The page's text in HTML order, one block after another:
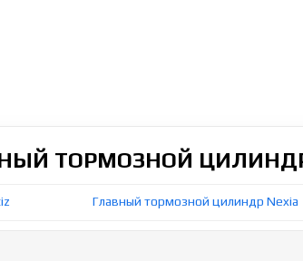
ТОРМОЗНОЙ ЦИЛИНДР
Главный тормозной цилиндр Nexia